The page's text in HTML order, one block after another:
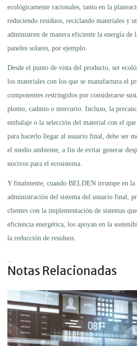
ecológicamente racionales, tanto en la
reduciendo residuos, reciclando materiales y
administren de manera eficiente la energía de
paneles solares, por ejemplo.
Desde el punto de vista del producto, ser
los materiales con los que se manufactura el
componentes restringidos por considerarse
plomo, cadmio o mercurio. Incluso, la
embalaje o la selección del material con el
para hacerlo llegar al usuario final, debe ser
el medio ambiente, a fin de evitar generar
nocivos para el ecosistema.
Y finalmente, cuando BELDEN irrumpe en la
administración del sistema del usuario final,
clientes con la implementación de sistemas
eficiencia energética, los apoyan en la
la reducción de residuos.
Notas Relacionadas